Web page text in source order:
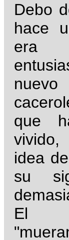
Debo
hace
era
que
idea
su
El